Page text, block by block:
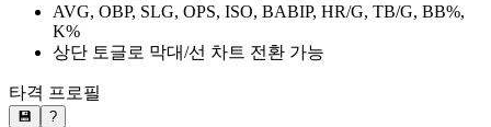
AVG, OBP, SLG, OPS, ISO, BABIP, HR/G, TB/G, BB%,
K%
상단 토글로 막대/선 차트 전환 가능
타격 프로필
💾 ?